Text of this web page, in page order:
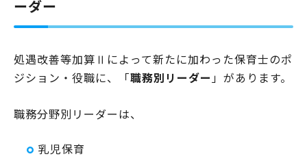
ーダー
処遇改善等加算Ⅱによって新たに加わった保育士のポ
ジション・役職に、「職務別リーダー」があります。
職務分野別リーダーは、
乳児保育